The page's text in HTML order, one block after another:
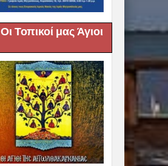
Οι Τοπικοί μας Άγιοι